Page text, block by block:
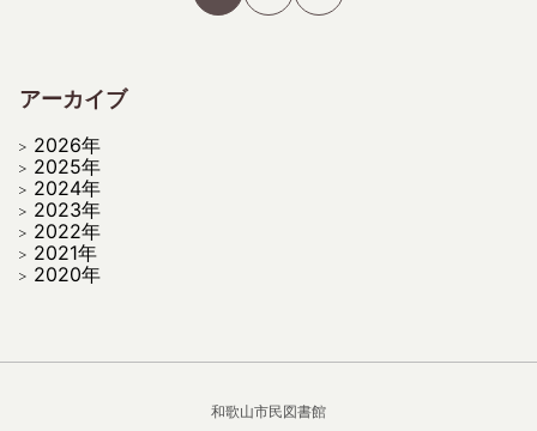
アーカイブ
2026年
2025年
2024年
2023年
2022年
2021年
2020年
和歌山市民図書館